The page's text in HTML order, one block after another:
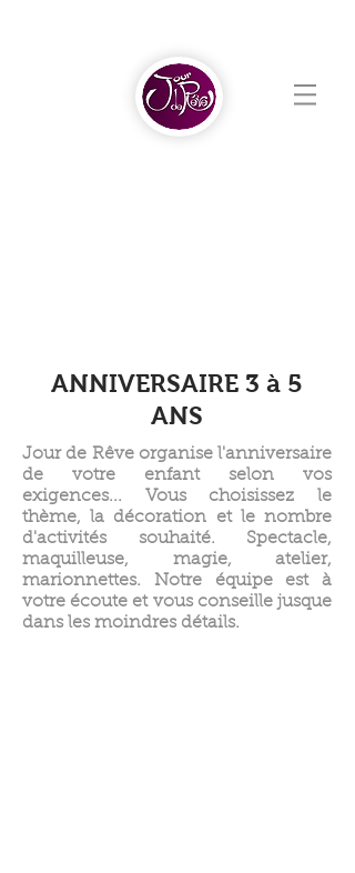
ANNIVERSAIRE 3 à 5
ANS
Jour de Rêve organise l'anniversaire
de votre enfant selon vos
exigences... Vous choisissez le
thème, la décoration et le nombre
d'activités souhaité. Spectacle,
maquilleuse, magie, atelier,
marionnettes. Notre équipe est à
votre écoute et vous conseille jusque
dans les moindres détails.